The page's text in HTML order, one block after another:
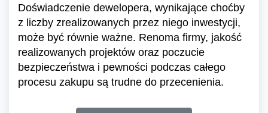
Doświadczenie dewelopera, wynikające choćby
z liczby zrealizowanych przez niego inwestycji,
może być równie ważne. Renoma firmy, jakość
realizowanych projektów oraz poczucie
bezpieczeństwa i pewności podczas całego
procesu zakupu są trudne do przecenienia.